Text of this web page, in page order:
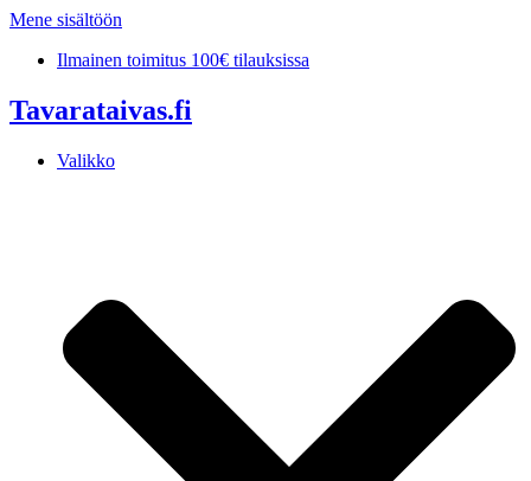
Mene sisältöön
Ilmainen toimitus 100€ tilauksissa
Tavarataivas.fi
Valikko